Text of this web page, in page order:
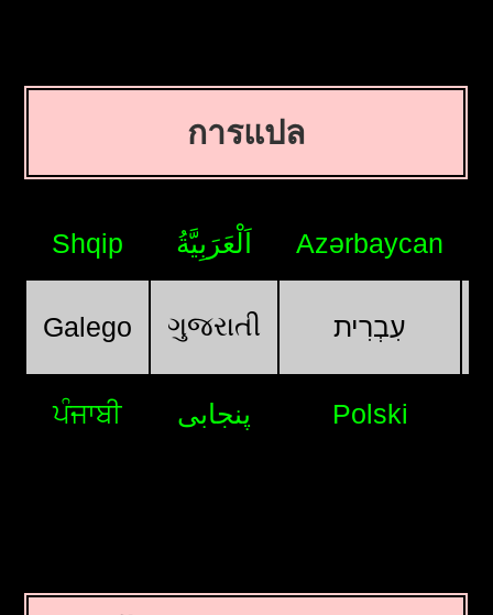
การแปล
Shqip اَلْعَرَبِيَّةُ Azərbaycan
Galego ગુજરાતી עִבְרִית
ਪੰਜਾਬੀ پنجابی Polski